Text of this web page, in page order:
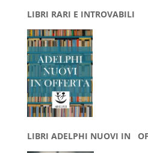
LIBRI RARI E INTROVABILI
LIBRI ADELPHI NUOVI IN